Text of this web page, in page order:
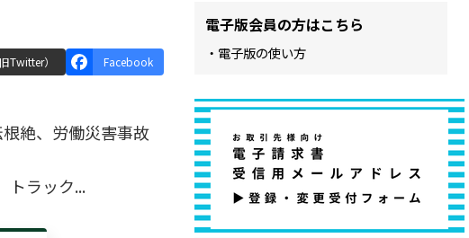
Twitter） Facebook
絶、労働災害事故
トラック...
電子版会員の方はこちら
・電子版の使い方